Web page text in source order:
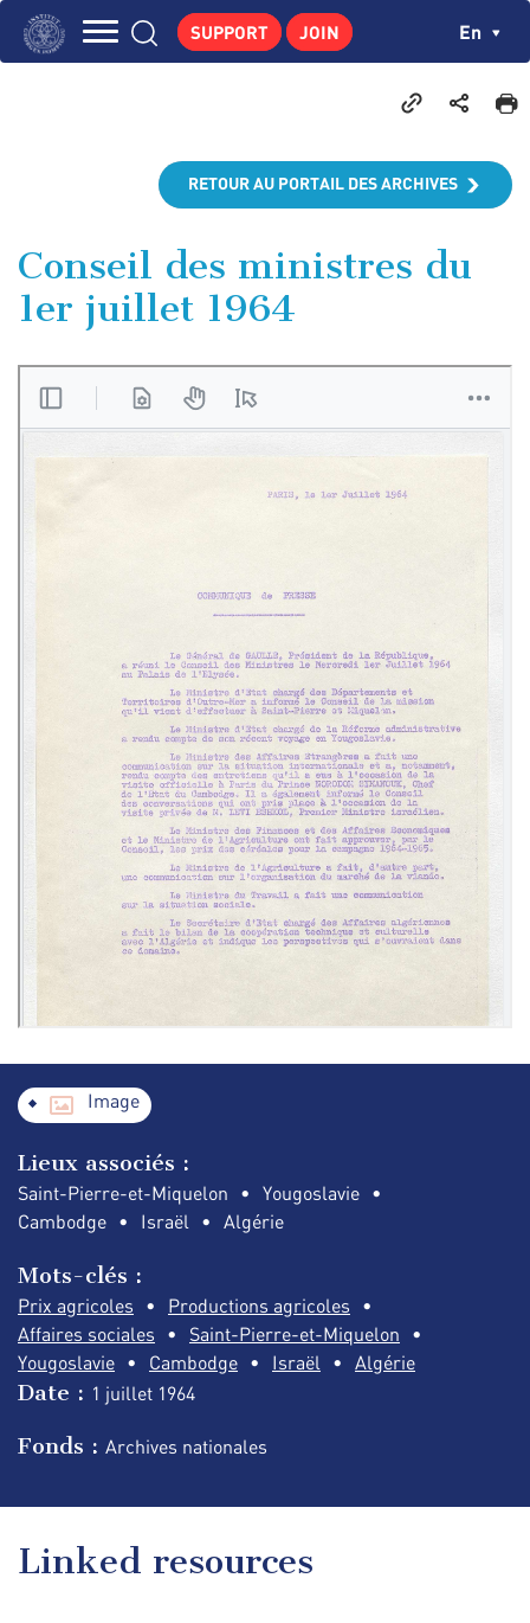
Skip
CENTRE DE RECHERCHES
PUBLICATIONS
NEWS
PEDAGOGICAL AREA
SUPPORT JOIN En
RETOUR AU PORTAIL DES ARCHIVES
Conseil des ministres du
1er juillet 1964
Image
Lieux associés :
Saint-Pierre-et-Miquelon
Yougoslavie
Cambodge
Israël Algérie
Mots-clés :
Prix agricoles
Productions agricoles
Affaires sociales
Saint-Pierre-et-Miquelon
Yougoslavie
Cambodge Israël Algérie
Date : 1 juillet 1964
Fonds : Archives nationales
Linked resources
Cookies management panel